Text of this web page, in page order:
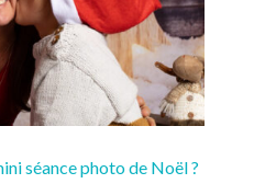
séance photo de Noël ?